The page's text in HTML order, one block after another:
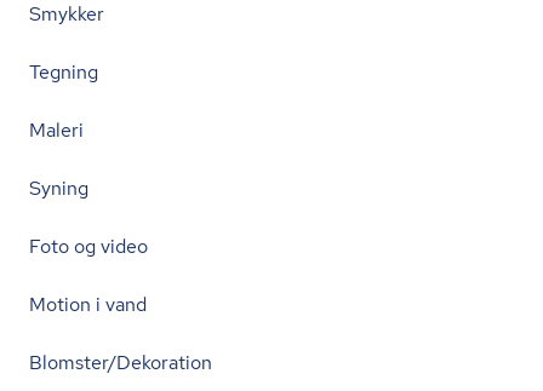
Smykker
Tegning
Maleri
Syning
Foto og video
Motion i vand
Blomster/Dekoration